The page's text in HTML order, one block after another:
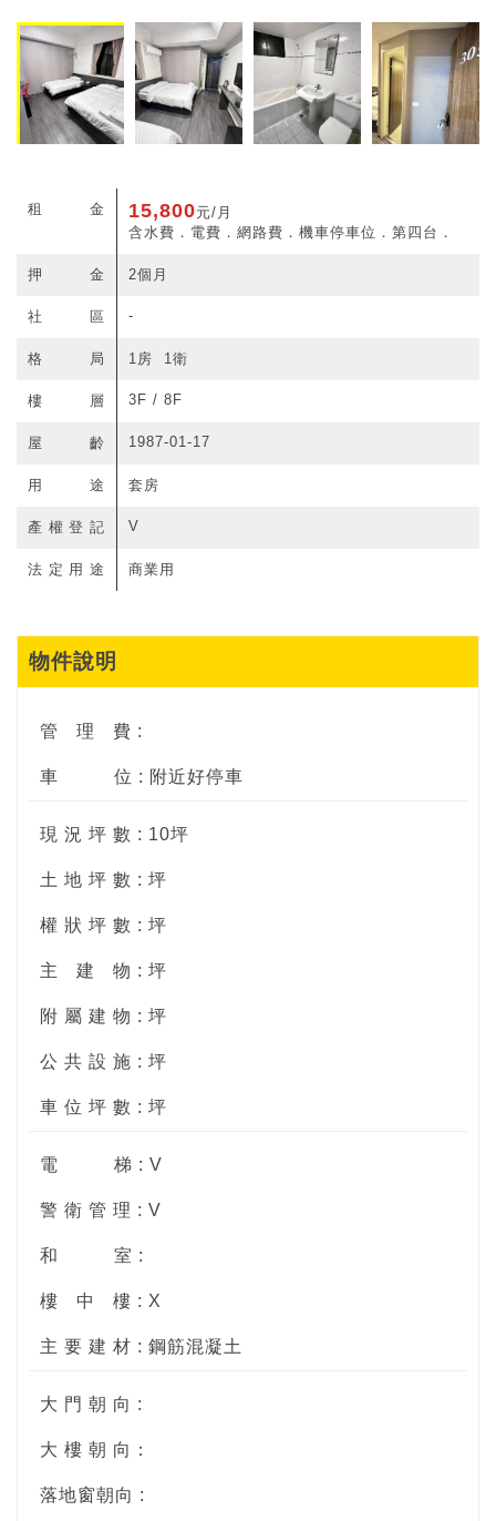
租金 15,800元/月
含水費．電費．網路費．機車停車位．第四台．
押金 2個月
社區 -
格局 1房 1衛
樓層 3F / 8F
屋齡 1987-01-17
用途 套房
產權登記 V
法定用途 商業用
物件說明
管 理 費 :
車 位 : 附近好停車
現 況 坪 數 : 10坪
土 地 坪 數 : 坪
權 狀 坪 數 : 坪
主 建 物 : 坪
附 屬 建 物 : 坪
公 共 設 施 : 坪
車 位 坪 數 : 坪
電 梯 : V
警 衛 管 理 : V
和 室 :
樓 中 樓 : X
主 要 建 材 : 鋼筋混凝土
大 門 朝 向 :
大 樓 朝 向：
落地窗朝向 :